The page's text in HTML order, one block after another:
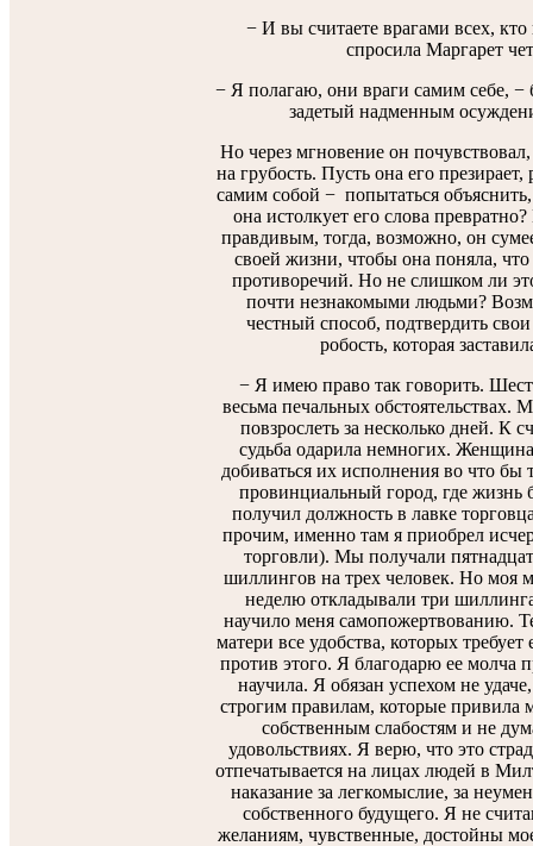
− И вы считаете врагами всех,
спросила Маргарет
− Я полагаю, они враги самим себе, −
задетый надменным
Но через мгновение он
на грубость. Пусть она его презирает,
самим собой − попытаться
она истолкует его слова
правдивым, тогда, возможно, он
своей жизни, чтобы она поняла,
противоречий. Но не слишком ли
почти незнакомыми людьми?
честный способ, подтвердить
робость, которая
− Я имею право так говорить.
весьма печальных
повзрослеть за несколько дней. К
судьба одарила немногих.
добиваться их исполнения во что
провинциальный город, где жизнь
получил должность в лавке
прочим, именно там я приобрел
торговли). Мы получали
шиллингов на трех человек. Но моя
неделю откладывали три
научило меня самопожертвованию.
матери все удобства, которых требует
против этого. Я благодарю ее молча
научила. Я обязан успехом не
строгим правилам, которые привила
собственным слабостям и не
удовольствиях. Я верю, что это
отпечатывается на лицах людей в
наказание за легкомыслие, за
собственного будущего. Я не
желаниям, чувственные, достойны